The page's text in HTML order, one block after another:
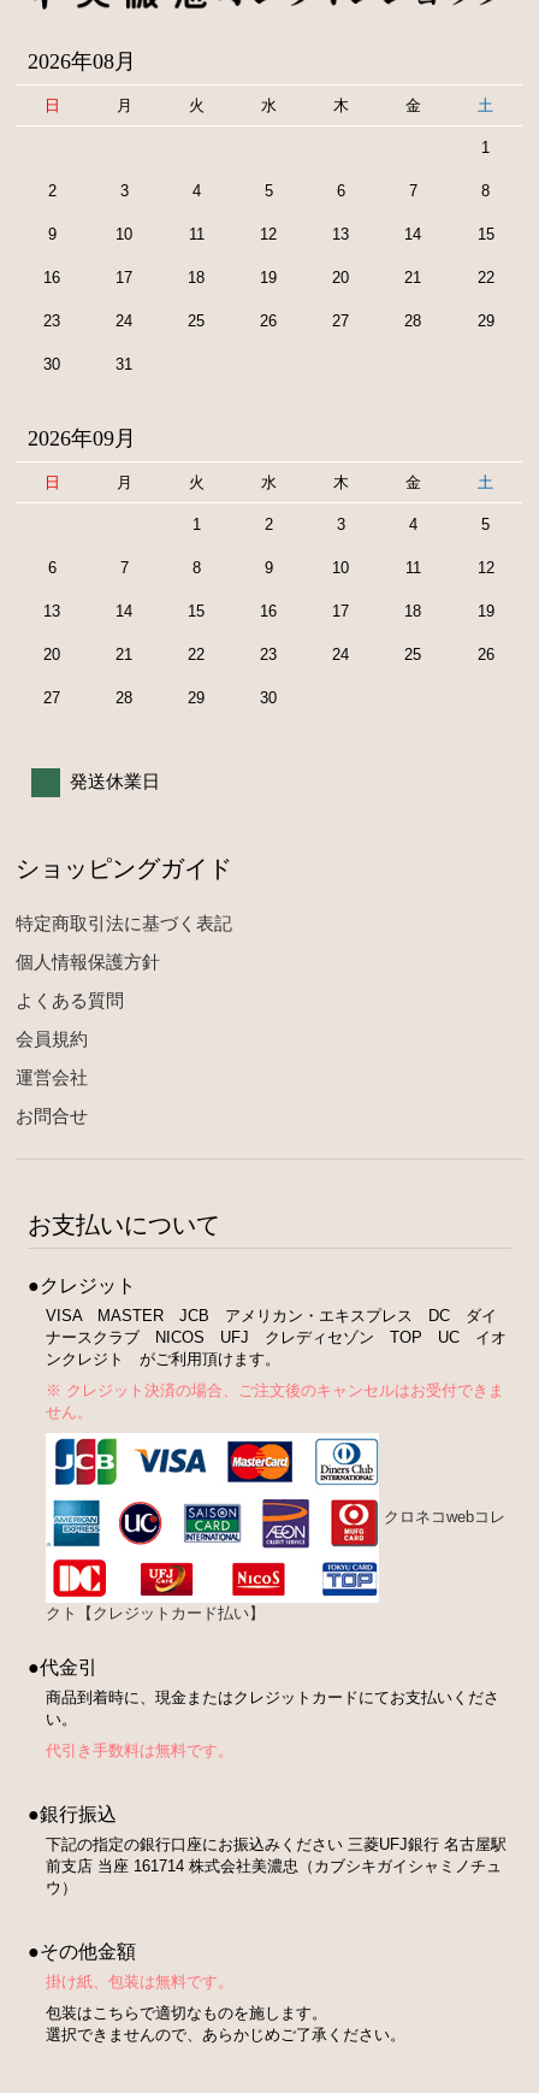
2026年08月
日 月 火 水 木 金 土
1
2 3 4 5 6 7 8
9 10 11 12 13 14 15
16 17 18 19 20 21 22
23 24 25 26 27 28 29
30 31
2026年09月
日 月 火 水 木 金 土
1 2 3 4 5
6 7 8 9 10 11 12
13 14 15 16 17 18 19
20 21 22 23 24 25 26
27 28 29 30
発送休業日
ショッピングガイド
特定商取引法に基づく表記
個人情報保護方針
よくある質問
会員規約
運営会社
お問合せ
お支払いについて
●クレジット
VISA MASTER JCB アメリカン・エキスプレス DC ダイ
ナースクラブ NICOS UFJ クレディセゾン TOP UC イオ
ンクレジト がご利用頂けます。
※ クレジット決済の場合、ご注文後のキャンセルはお受付できま
せん。
クロネコwebコレ
クト【クレジットカード払い】
●代金引
商品到着時に、現金またはクレジットカードにてお支払いくださ
い。
代引き手数料は無料です。
●銀行振込
下記の指定の銀行口座にお振込みください 三菱UFJ銀行 名古屋駅
前支店 当座 161714 株式会社美濃忠（カブシキガイシャミノチュ
ウ）
●その他金額
掛け紙、包装は無料です。
包装はこちらで適切なものを施します。
選択できませんので、あらかじめご了承ください。